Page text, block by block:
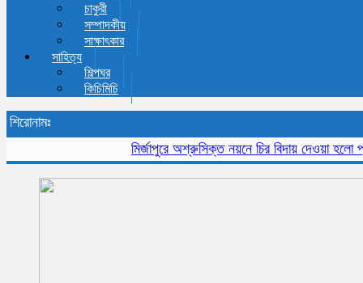
চাকুরী
সম্পাদকীয়
সাক্ষাৎকার
সাহিত্য
শিল্পঘর
কিচিমিচি
শিরোনামঃ
মির্জাপুরে অশ্রুসিক্ত নয়নে চির বিদায় দেওয়া হলো প্রবীন